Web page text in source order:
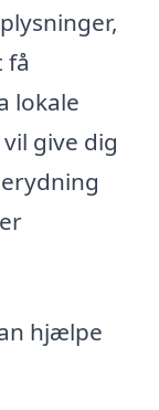
få
lokale
give dig
hjælpe